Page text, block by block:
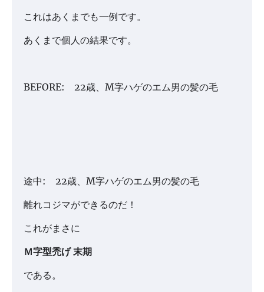
これはあくまでも一例です。
あくまで個人の結果です。
BEFORE: 22歳、M字ハゲのエム男の髪の毛
途中: 22歳、M字ハゲのエム男の髪の毛
離れコジマができるのだ！
これがまさに
Ｍ字型禿げ 末期
である。